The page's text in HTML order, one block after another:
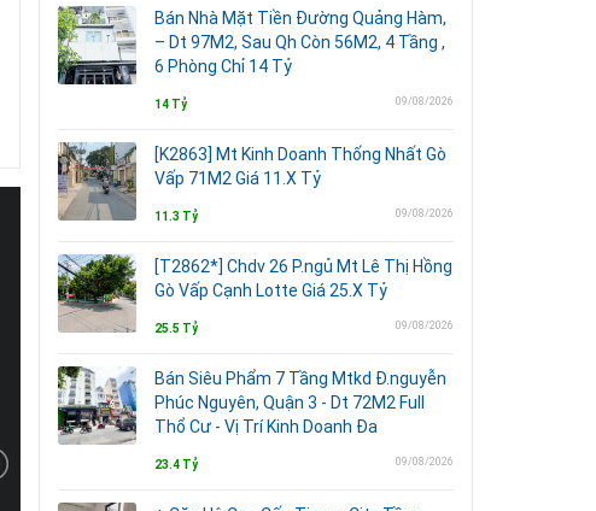
Bán Nhà Mặt Tiền Đường Quảng Hàm,
– Dt 97M2, Sau Qh Còn 56M2, 4 Tầng ,
6 Phòng Chỉ 14 Tỷ
14 Tỷ 09/08/2026
[K2863] Mt Kinh Doanh Thống Nhất Gò
Vấp 71M2 Giá 11.X Tỷ
11.3 Tỷ 09/08/2026
[T2862*] Chdv 26 P.ngủ Mt Lê Thị Hồng
Gò Vấp Cạnh Lotte Giá 25.X Tỷ
25.5 Tỷ 09/08/2026
Bán Siêu Phẩm 7 Tầng Mtkd Đ.nguyễn
Phúc Nguyên, Quận 3 - Dt 72M2 Full
Thổ Cư - Vị Trí Kinh Doanh Đa
23.4 Tỷ 09/08/2026